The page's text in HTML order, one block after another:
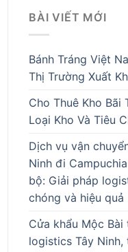
BÀI VIẾT MỚI
Bánh Tráng Việt
Thị Trường Xuất
Cho Thuê Kho Bãi
Loại Kho Và Tiêu
Dịch vụ vận
Ninh đi
bộ: Giải pháp
chóng và hiệu quả
Cửa khẩu Mộc Bài
logistics Tây